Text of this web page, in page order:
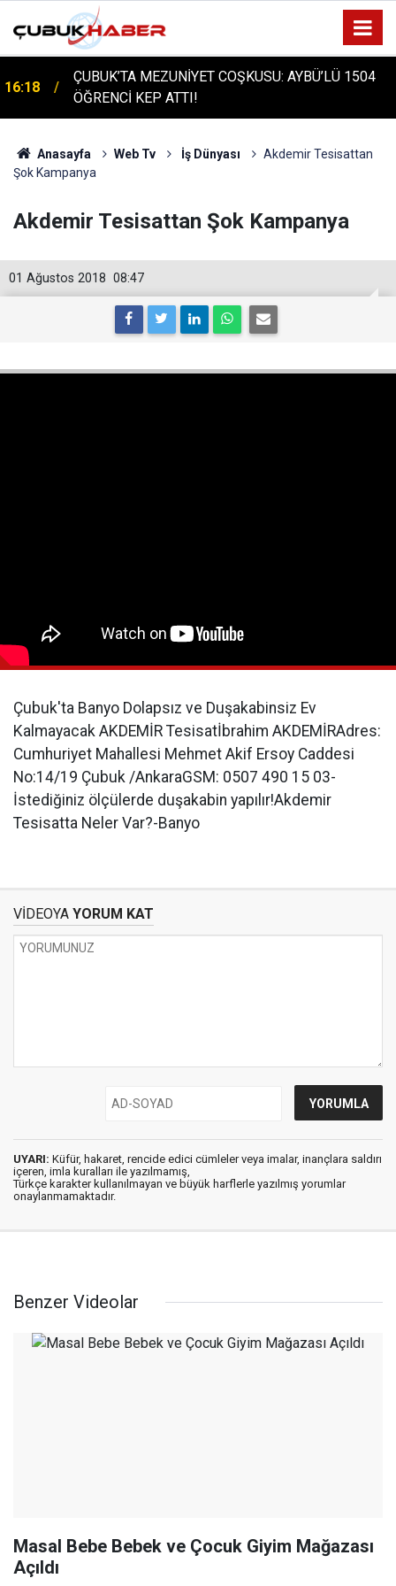
16:14
ÇUBUK'TA TARİHİ GÜN: PROTÜRK PLAZMA
FRAKSİNASYON TESİSİ'NİN TEMELİ ATILDI
Anasayfa Web Tv İş Dünyası
Akdemir Tesisattan
Şok Kampanya
Akdemir Tesisattan Şok Kampanya
08:47
01 Ağustos 2018
Çubuk'ta Banyo Dolapsız ve Duşakabinsiz Ev
Kalmayacak AKDEMİR Tesisatİbrahim AKDEMİRAdres:
Cumhuriyet Mahallesi Mehmet Akif Ersoy Caddesi
No:14/19 Çubuk /AnkaraGSM: 0507 490 15 03-
İstediğiniz ölçülerde duşakabin yapılır!Akdemir
Tesisatta Neler Var?-Banyo
VİDEOYA YORUM KAT
UYARI: Küfür, hakaret, rencide edici cümleler veya imalar, inançlara saldırı
içeren, imla kuralları ile yazılmamış,
Türkçe karakter kullanılmayan ve büyük harflerle yazılmış yorumlar
onaylanmamaktadır.
Benzer Videolar
Masal Bebe Bebek ve Çocuk Giyim Mağazası
Açıldı